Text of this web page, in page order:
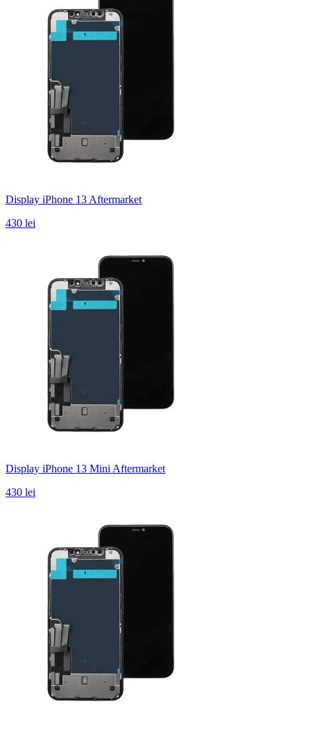
Display iPhone 13 Aftermarket
430 lei
Display iPhone 13 Mini Aftermarket
430 lei